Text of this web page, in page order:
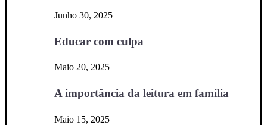
Junho 30, 2025
Educar com culpa
Maio 20, 2025
A importância da leitura em família
Maio 15, 2025